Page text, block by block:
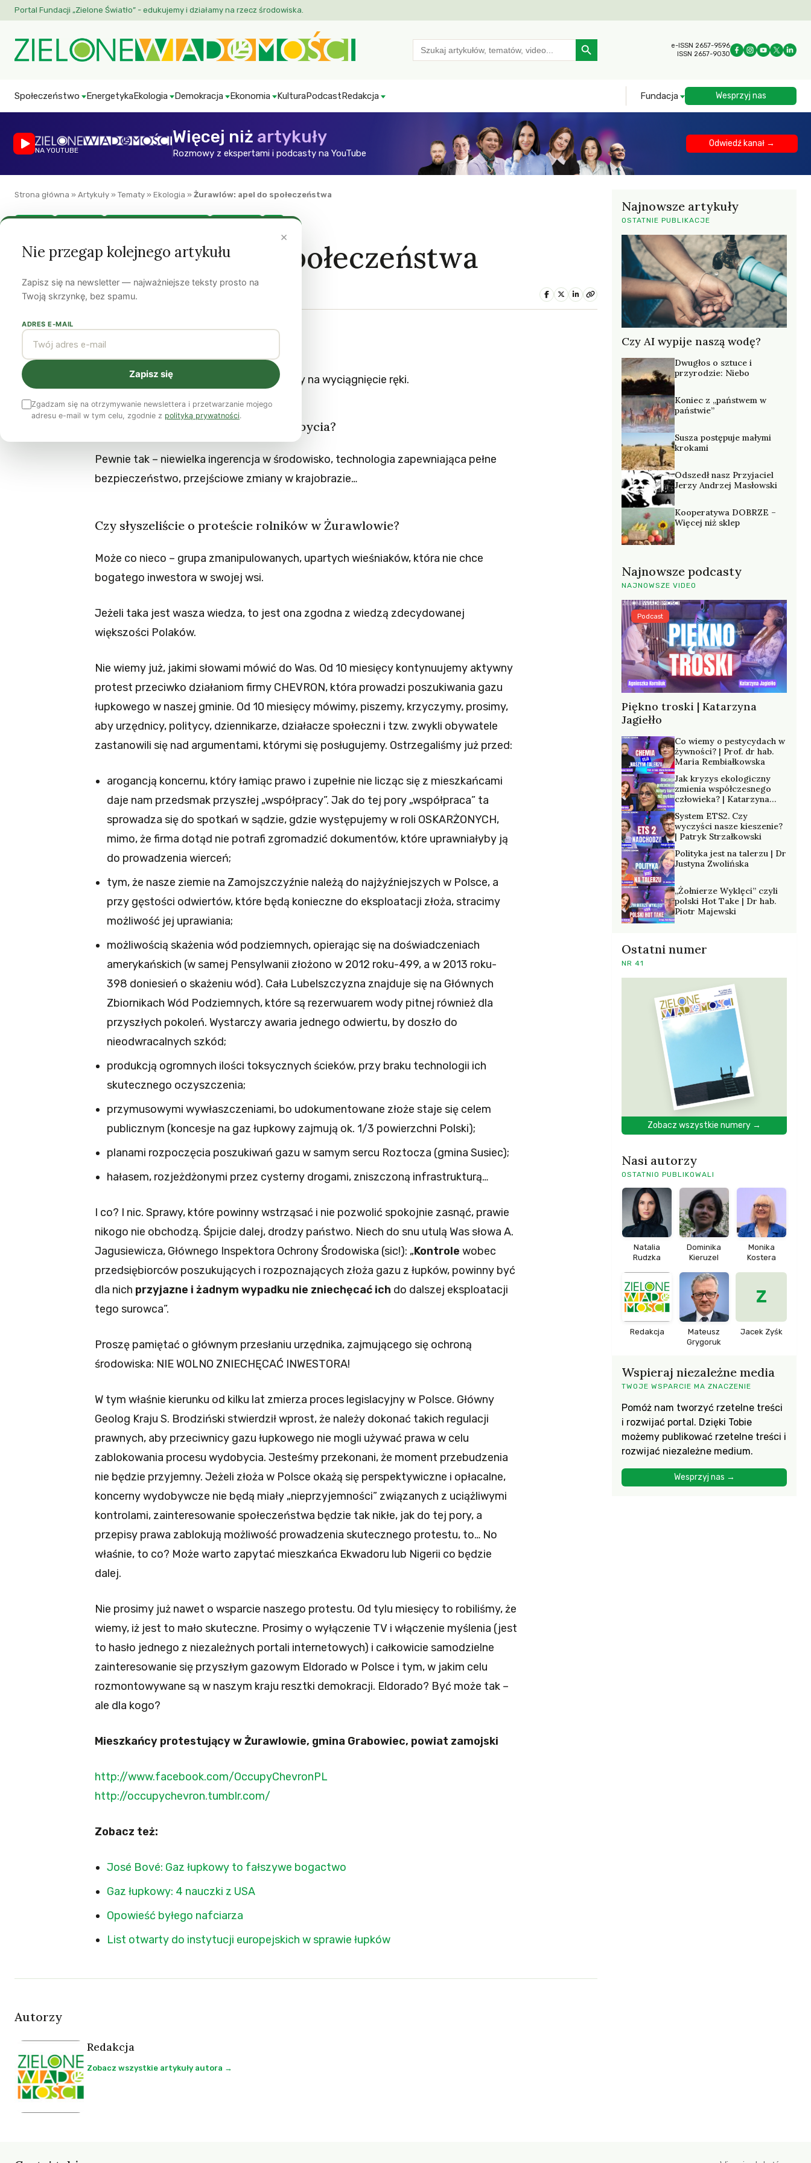
Portal Fundacji „Zielone Światło” - edukujemy i działamy na rzecz środowiska.
Search
for:
Search Button
e-ISSN 2657-9596
ISSN 2657-9030
Społeczeństwo EnergetykaEkologia Demokracja Ekonomia KulturaPodcastRedakcja Fundacja Wesprzyj nas
NA YOUTUBE
Więcej niż artykuły
Rozmowy z ekspertami i podcasty na YouTube
Odwiedź kanał →
Strona główna » Artykuły » Tematy » Ekologia » Żurawlów: apel do społeczeństwa
Żurawlów: apel do społeczeństwa
Redakcja10 kwietnia 20144 min czytania
Czy słyszeliście o gazie łupkowym?
Na pewno tak – to bogactwo, które mamy na wyciągnięcie ręki.
Czy słyszeliście o technologii wydobycia?
Pewnie tak – niewielka ingerencja w środowisko, technologia zapewniająca pełne
bezpieczeństwo, przejściowe zmiany w krajobrazie…
Czy słyszeliście o proteście rolników w Żurawlowie?
Może co nieco – grupa zmanipulowanych, upartych wieśniaków, która nie chce
bogatego inwestora w swojej wsi.
Jeżeli taka jest wasza wiedza, to jest ona zgodna z wiedzą zdecydowanej
większości Polaków.
Nie wiemy już, jakimi słowami mówić do Was. Od 10 miesięcy kontynuujemy aktywny
protest przeciwko działaniom firmy CHEVRON, która prowadzi poszukiwania gazu
łupkowego w naszej gminie. Od 10 miesięcy mówimy, piszemy, krzyczymy, prosimy,
aby urzędnicy, politycy, dziennikarze, działacze społeczni i tzw. zwykli obywatele
zastanowili się nad argumentami, którymi się posługujemy. Ostrzegaliśmy już przed:
arogancją koncernu, który łamiąc prawo i zupełnie nie licząc się z mieszkańcami
daje nam przedsmak przyszłej „współpracy”. Jak do tej pory „współpraca” ta
sprowadza się do spotkań w sądzie, gdzie występujemy w roli OSKARŻONYCH,
mimo, że firma dotąd nie potrafi zgromadzić dokumentów, które uprawniałyby ją
do prowadzenia wierceń;
tym, że nasze ziemie na Zamojszczyźnie należą do najżyźniejszych w Polsce, a
przy gęstości odwiertów, które będą konieczne do eksploatacji złoża, stracimy
możliwość jej uprawiania;
możliwością skażenia wód podziemnych, opierając się na doświadczeniach
amerykańskich (w samej Pensylwanii złożono w 2012 roku-499, a w 2013 roku-
398 doniesień o skażeniu wód). Cała Lubelszczyzna znajduje się na Głównych
Zbiornikach Wód Podziemnych, które są rezerwuarem wody pitnej również dla
przyszłych pokoleń. Wystarczy awaria jednego odwiertu, by doszło do
nieodwracalnych szkód;
produkcją ogromnych ilości toksycznych ścieków, przy braku technologii ich
skutecznego oczyszczenia;
przymusowymi wywłaszczeniami, bo udokumentowane złoże staje się celem
publicznym (koncesje na gaz łupkowy zajmują ok. 1/3 powierzchni Polski);
planami rozpoczęcia poszukiwań gazu w samym sercu Roztocza (gmina Susiec);
hałasem, rozjeżdżonymi przez cysterny drogami, zniszczoną infrastrukturą…
I co? I nic. Sprawy, które powinny wstrząsać i nie pozwolić spokojnie zasnąć, prawie
nikogo nie obchodzą. Śpijcie dalej, drodzy państwo. Niech do snu utulą Was słowa A.
Jagusiewicza, Głównego Inspektora Ochrony Środowiska (sic!): „Kontrole wobec
przedsiębiorców poszukujących i rozpoznających złoża gazu z łupków, powinny być
dla nich przyjazne i żadnym wypadku nie zniechęcać ich do dalszej eksploatacji
tego surowca”.
Proszę pamiętać o głównym przesłaniu urzędnika, zajmującego się ochroną
środowiska: NIE WOLNO ZNIECHĘCAĆ INWESTORA!
W tym właśnie kierunku od kilku lat zmierza proces legislacyjny w Polsce. Główny
Geolog Kraju S. Brodziński stwierdził wprost, że należy dokonać takich regulacji
prawnych, aby przeciwnicy gazu łupkowego nie mogli używać prawa w celu
zablokowania procesu wydobycia. Jesteśmy przekonani, że moment przebudzenia
nie będzie przyjemny. Jeżeli złoża w Polsce okażą się perspektywiczne i opłacalne,
koncerny wydobywcze nie będą miały „nieprzyjemności” związanych z uciążliwymi
kontrolami, zainteresowanie społeczeństwa będzie tak nikłe, jak do tej pory, a
przepisy prawa zablokują możliwość prowadzenia skutecznego protestu, to… No
właśnie, to co? Może warto zapytać mieszkańca Ekwadoru lub Nigerii co będzie
dalej.
Nie prosimy już nawet o wsparcie naszego protestu. Od tylu miesięcy to robiliśmy, że
wiemy, iż jest to mało skuteczne. Prosimy o wyłączenie TV i włączenie myślenia (jest
to hasło jednego z niezależnych portali internetowych) i całkowicie samodzielne
zainteresowanie się przyszłym gazowym Eldorado w Polsce i tym, w jakim celu
rozmontowywane są w naszym kraju resztki demokracji. Eldorado? Być może tak –
ale dla kogo?
Mieszkańcy protestujący w Żurawlowie, gmina Grabowiec, powiat zamojski
http://www.facebook.com/OccupyChevronPL
http://occupychevron.tumblr.com/
Zobacz też:
José Bové: Gaz łupkowy to fałszywe bogactwo
Gaz łupkowy: 4 nauczki z USA
Opowieść byłego nafciarza
List otwarty do instytucji europejskich w sprawie łupków
Autorzy
Redakcja
Zobacz wszystkie artykuły autora →
Najnowsze artykuły
OSTATNIE PUBLIKACJE
Czy AI wypije naszą wodę?
Dwugłos o sztuce i
przyrodzie: Niebo
Koniec z „państwem w
państwie”
Susza postępuje małymi
krokami
Odszedł nasz Przyjaciel
Jerzy Andrzej Masłowski
Kooperatywa DOBRZE –
Więcej niż sklep
Najnowsze podcasty
NAJNOWSZE VIDEO
Piękno troski | Katarzyna
Jagiełło
Podcast
Co wiemy o pestycydach w
żywności? | Prof. dr hab.
Maria Rembiałkowska
Jak kryzys ekologiczny
zmienia współczesnego
człowieka? | Katarzyna
System ETS2. Czy
wyczyści nasze kieszenie?
| Patryk Strzałkowski
Polityka jest na talerzu | Dr
Justyna Zwolińska
„Żołnierze Wyklęci” czyli
polski Hot Take | Dr hab.
Piotr Majewski
Ostatni numer
NR 41
Zobacz wszystkie numery →
Nasi autorzy
OSTATNIO PUBLIKOWALI
Natalia
Rudzka
Dominika
Kieruzel
Monika
Kostera
Redakcja
Mateusz
Grygoruk
Z
Jacek Zyśk
Wspieraj niezależne media
TWOJE WSPARCIE MA ZNACZENIE
Pomóż nam tworzyć rzetelne treści
i rozwijać portal. Dzięki Tobie
możemy publikować rzetelne treści i
rozwijać niezależne medium.
Wesprzyj nas →
×
Nie przegap kolejnego artykułu
Zapisz się na newsletter — najważniejsze teksty prosto na
Twoją skrzynkę, bez spamu.
ADRES E-MAIL
Zapisz się
Zgadzam się na otrzymywanie newslettera i przetwarzanie mojego
adresu e-mail w tym celu, zgodnie z polityką prywatności.